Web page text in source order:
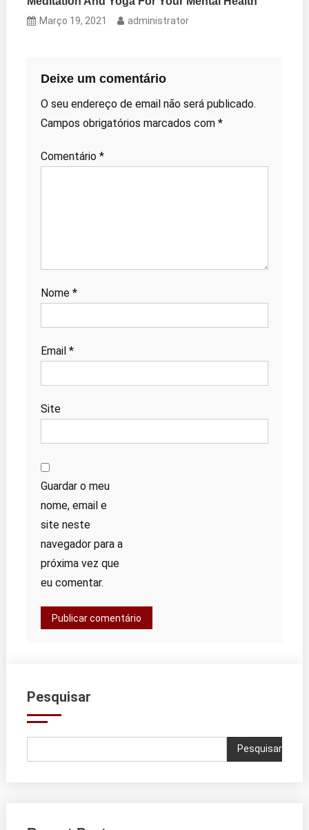
Março 19, 2021 administrator
Deixe um comentário
O seu endereço de email não será publicado.
Campos obrigatórios marcados com *
Comentário *
Nome *
Email *
Site
Guardar o meu
nome, email e
site neste
navegador para a
próxima vez que
eu comentar.
Pesquisar
Pesquisar